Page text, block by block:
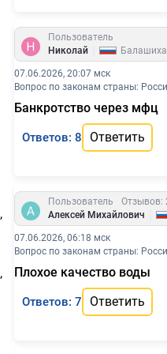
Пользователь
Николай
Балашиха
07.06.2026, 20:07 мск
Вопрос по законам страны:
Банкротство через мфц
Ответов: 8 Ответить
Пользователь
Отзывов:
Алексей Михайлович
07.06.2026, 06:18 мск
Вопрос по законам страны:
Плохое качество воды
Ответов: 7 Ответить
,
,